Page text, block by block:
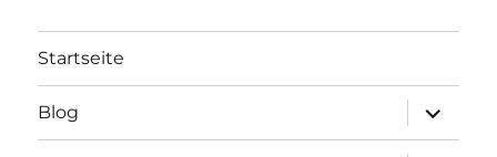
Startseite
Blog
öffnen